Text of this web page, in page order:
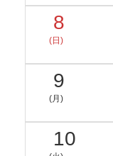
8
(日)
9
(月)
10